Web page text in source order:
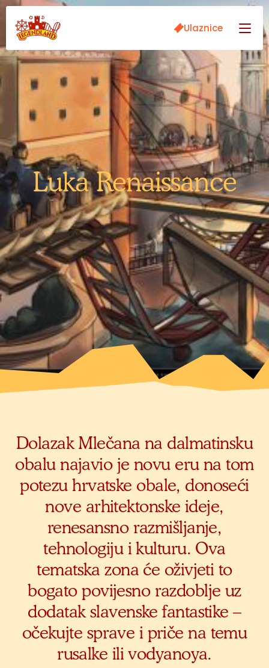
Ulaznice
Luka Renaissance
Dolazak Mlečana na dalmatinsku
obalu najavio je novu eru na tom
potezu hrvatske obale, donoseći
nove arhitektonske ideje,
renesansno razmišljanje,
tehnologiju i kulturu. Ova
tematska zona će oživjeti to
bogato povijesno razdoblje uz
dodatak slavenske fantastike –
očekujte sprave i priče na temu
rusalke ili vodyanoya.